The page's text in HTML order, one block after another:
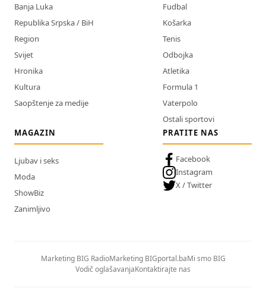
Banja Luka
Republika Srpska / BiH
Region
Svijet
Hronika
Kultura
Saopštenje za medije
Fudbal
Košarka
Tenis
Odbojka
Atletika
Formula 1
Vaterpolo
Ostali sportovi
MAGAZIN
Ljubav i seks
Moda
ShowBiz
Zanimljivo
PRATITE NAS
Facebook
Instagram
X / Twitter
Marketing BIG RadioMarketing BIGportal.baMi smo BIG
Vodič oglašavanjaKontaktirajte nas